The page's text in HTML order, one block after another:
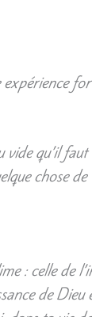
expérience
vide qu’il
chose
: celle de
de Dieu